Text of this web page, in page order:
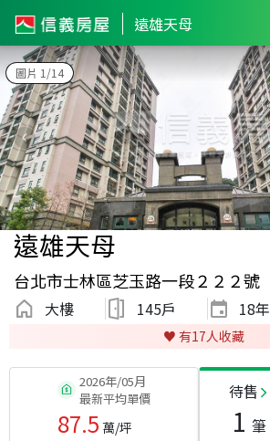
遠雄天母
圖片 1/14
遠雄天母
台北市士林區芝玉路一段２２２號
大樓 145戶 18年
♥️ 有17人收藏
2026年/05月
最新平均單價
87.5 萬/坪
待售
1 筆